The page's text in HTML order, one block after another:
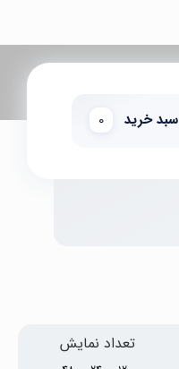
سبد خرید 0
تعداد نمایش